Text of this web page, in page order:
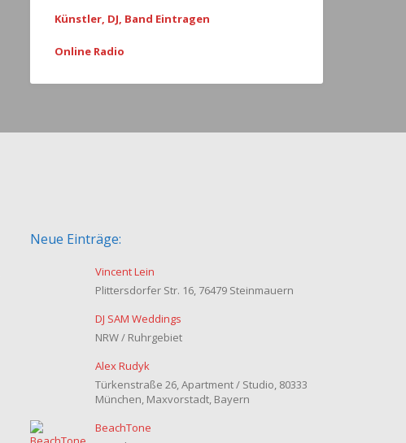
Künstler, DJ, Band Eintragen
Online Radio
Neue Einträge:
Vincent Lein
Plittersdorfer Str. 16, 76479 Steinmauern
DJ SAM Weddings
NRW / Ruhrgebiet
Alex Rudyk
Türkenstraße 26, Apartment / Studio, 80333
München, Maxvorstadt, Bayern
BeachTone